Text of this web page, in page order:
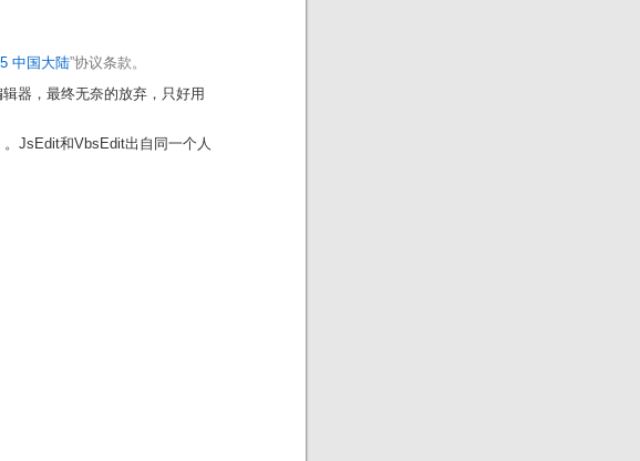
中国大陆”协议条款。
器，最终无奈的放弃，只好用
。JsEdit和VbsEdit出自同一个人